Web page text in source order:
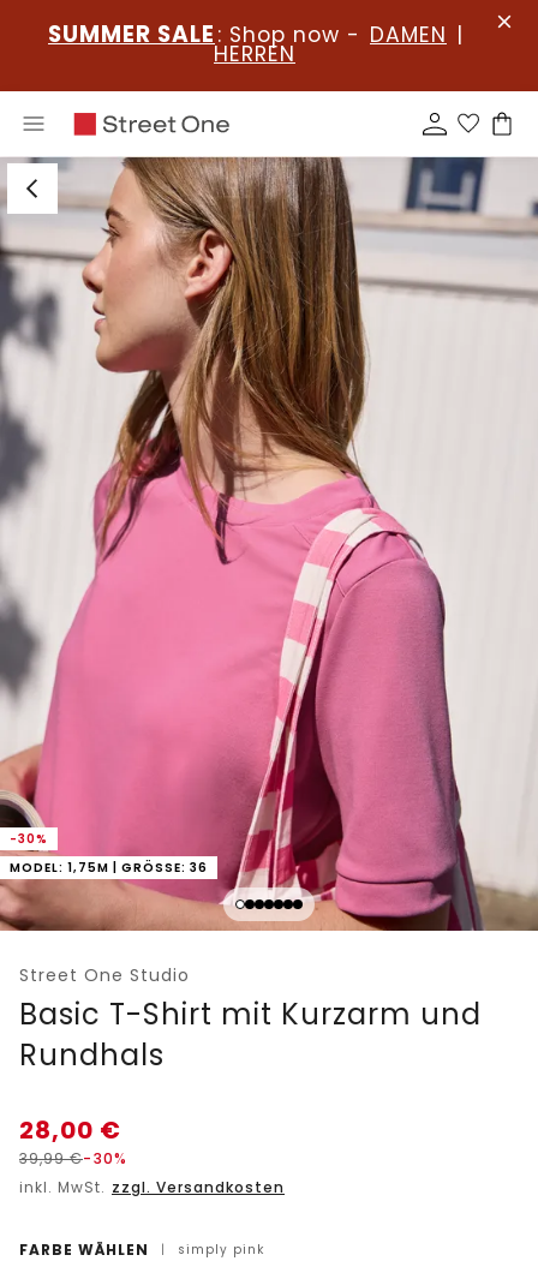
SUMMER SALE : Shop now - DAMEN |
HERREN
-30%
MODEL: 1,75M | GRÖSSE: 36
Street One Studio
Basic T-Shirt mit Kurzarm und
Rundhals
28,00 €
39,99€-30%
inkl. MwSt. zzgl. Versandkosten
FARBE WÄHLEN | simply pink